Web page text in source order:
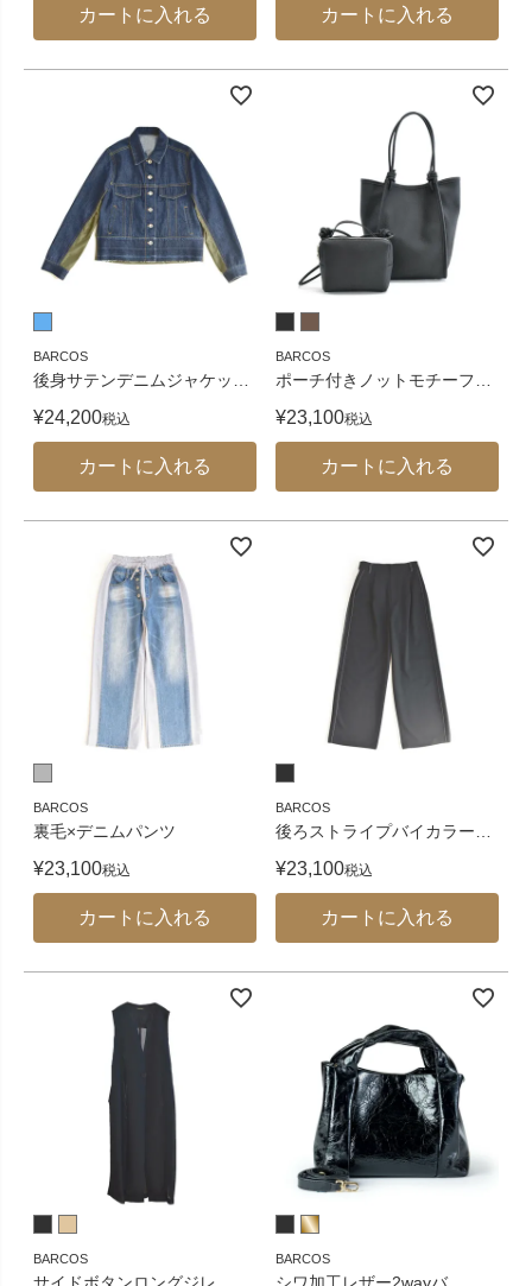
カートに入れる カートに入れる
BARCOS
後身サテンデニムジャケッ
¥24,200税込
カートに入れる
BARCOS
ポーチ付きノットモチーフ
¥23,100税込
カートに入れる
BARCOS
裏毛×デニムパンツ
¥23,100税込
カートに入れる
BARCOS
後ろストライプバイカラー
¥23,100税込
カートに入れる
BARCOS BARCOS